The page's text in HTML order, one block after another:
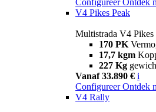
V4 Pikes Peak
Multistrada V4 Pikes
170 PK
17,7 kgm
227 Kg
Vanaf 33.890 € i
Configureer Ontdek
V4 Rally